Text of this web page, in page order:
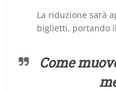
La riduzione sarà
biglietti, portando
Come